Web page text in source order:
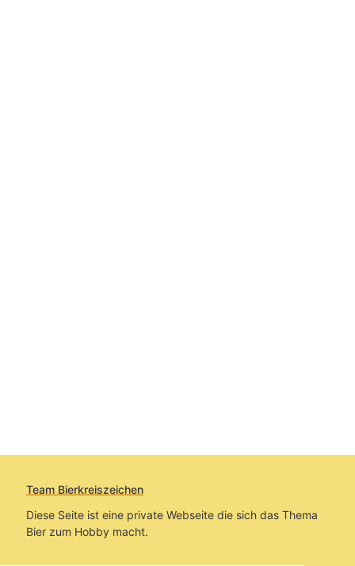
Team Bierkreiszeichen
Diese Seite ist eine private Webseite die sich das Thema
Bier zum Hobby macht.